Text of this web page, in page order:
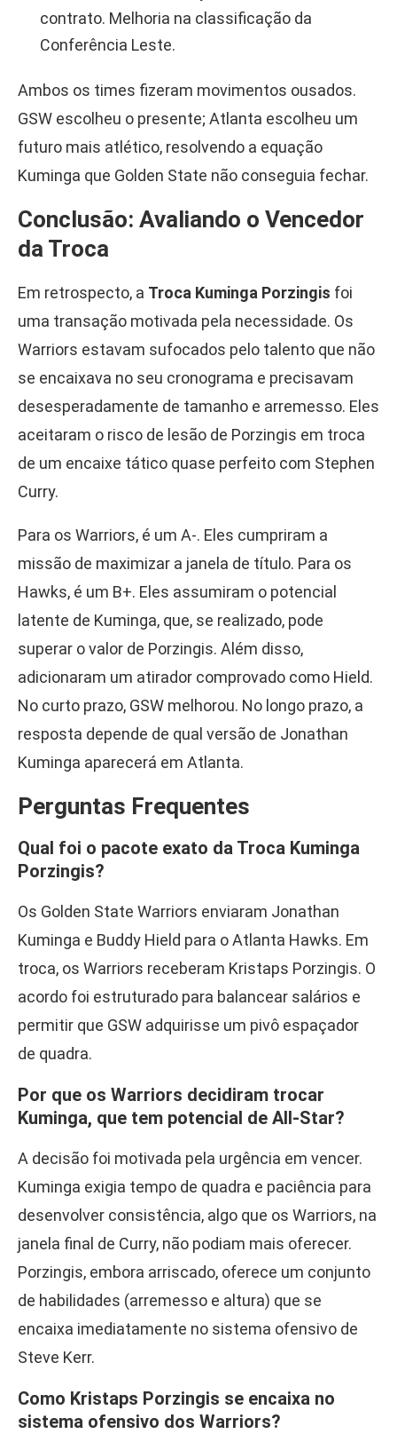
contrato. Melhoria na classificação da
Conferência Leste.
Ambos os times fizeram movimentos ousados.
GSW escolheu o presente; Atlanta escolheu um
futuro mais atlético, resolvendo a equação
Kuminga que Golden State não conseguia fechar.
Conclusão: Avaliando o Vencedor
da Troca
Em retrospecto, a Troca Kuminga Porzingis foi
uma transação motivada pela necessidade. Os
Warriors estavam sufocados pelo talento que não
se encaixava no seu cronograma e precisavam
desesperadamente de tamanho e arremesso. Eles
aceitaram o risco de lesão de Porzingis em troca
de um encaixe tático quase perfeito com Stephen
Curry.
Para os Warriors, é um A-. Eles cumpriram a
missão de maximizar a janela de título. Para os
Hawks, é um B+. Eles assumiram o potencial
latente de Kuminga, que, se realizado, pode
superar o valor de Porzingis. Além disso,
adicionaram um atirador comprovado como Hield.
No curto prazo, GSW melhorou. No longo prazo, a
resposta depende de qual versão de Jonathan
Kuminga aparecerá em Atlanta.
Perguntas Frequentes
Qual foi o pacote exato da Troca Kuminga
Porzingis?
Os Golden State Warriors enviaram Jonathan
Kuminga e Buddy Hield para o Atlanta Hawks. Em
troca, os Warriors receberam Kristaps Porzingis. O
acordo foi estruturado para balancear salários e
permitir que GSW adquirisse um pivô espaçador
de quadra.
Por que os Warriors decidiram trocar
Kuminga, que tem potencial de All-Star?
A decisão foi motivada pela urgência em vencer.
Kuminga exigia tempo de quadra e paciência para
desenvolver consistência, algo que os Warriors, na
janela final de Curry, não podiam mais oferecer.
Porzingis, embora arriscado, oferece um conjunto
de habilidades (arremesso e altura) que se
encaixa imediatamente no sistema ofensivo de
Steve Kerr.
Como Kristaps Porzingis se encaixa no
sistema ofensivo dos Warriors?